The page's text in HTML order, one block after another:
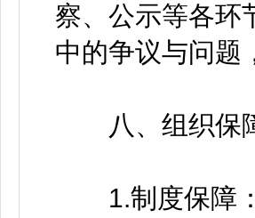
察、公示等各环
中的争议与问题
八、组织保
1.制度保障：